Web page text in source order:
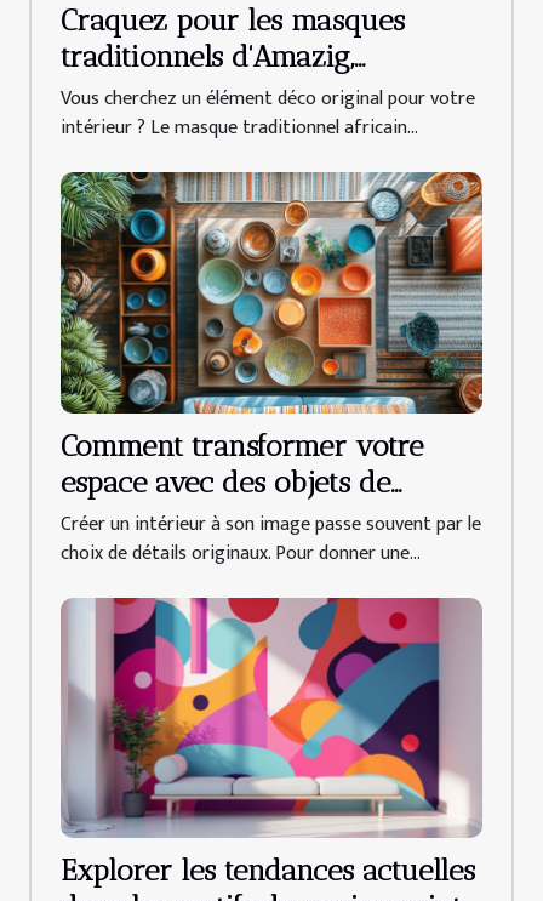
Craquez pour les masques
traditionnels d'Amazig,
référence de la déco africaine
Vous cherchez un élément déco original pour votre
intérieur ? Le masque traditionnel africain...
Comment transformer votre
espace avec des objets de
décoration uniques ?
Créer un intérieur à son image passe souvent par le
choix de détails originaux. Pour donner une...
Explorer les tendances actuelles